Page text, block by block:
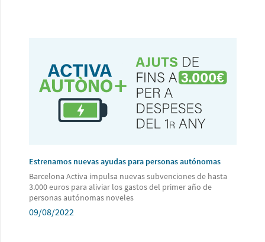
Estrenamos nuevas ayudas para personas autónomas
Barcelona Activa impulsa nuevas subvenciones de hasta
3.000 euros para aliviar los gastos del primer año de
personas autónomas noveles
09/08/2022